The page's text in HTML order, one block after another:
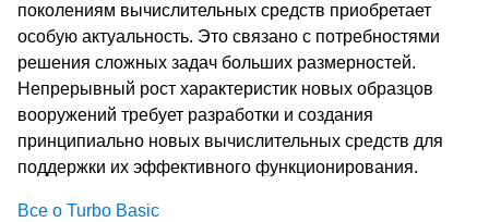
поколениям вычислительных средств приобретает
особую актуальность. Это связано с потребностями
решения сложных задач больших размерностей.
Непрерывный рост характеристик новых образцов
вооружений требует разработки и создания
принципиально новых вычислительных средств для
поддержки их эффективного функционирования.
Все о Turbo Basic